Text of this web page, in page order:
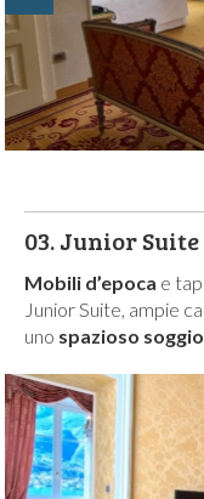
03.Junior
Mobili d’epoca e
Junior Suite, ampie
uno spazioso